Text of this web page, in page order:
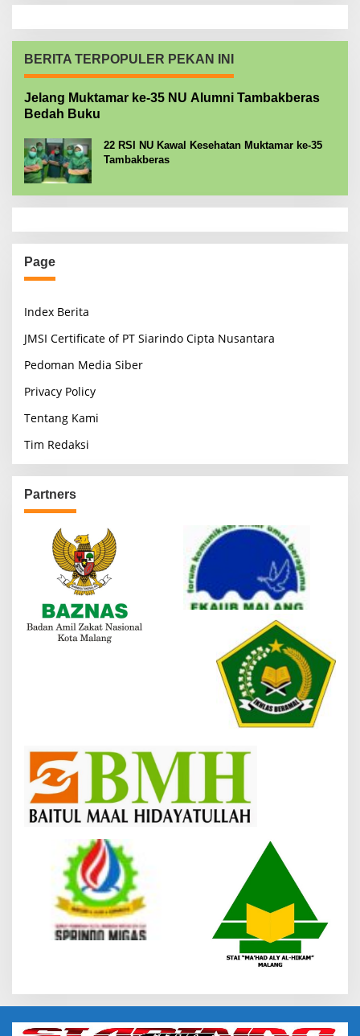
BERITA TERPOPULER PEKAN INI
Jelang Muktamar ke-35 NU Alumni Tambakberas
Bedah Buku
22 RSI NU Kawal Kesehatan Muktamar ke-35
Tambakberas
Page
Index Berita
JMSI Certificate of PT Siarindo Cipta Nusantara
Pedoman Media Siber
Privacy Policy
Tentang Kami
Tim Redaksi
Partners